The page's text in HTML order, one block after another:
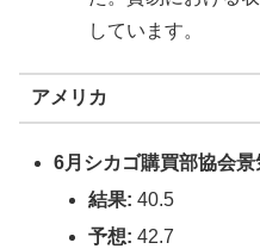
しています。
アメリカ
6月シカゴ購買部協会景
結果: 40.5
予想: 42.7